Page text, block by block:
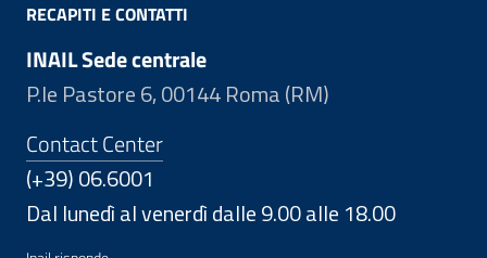
RECAPITI E CONTATTI
INAIL Sede centrale
P.le Pastore 6, 00144 Roma (RM)
Contact Center
(+39) 06.6001
Dal lunedì al venerdì dalle 9.00 alle 18.00